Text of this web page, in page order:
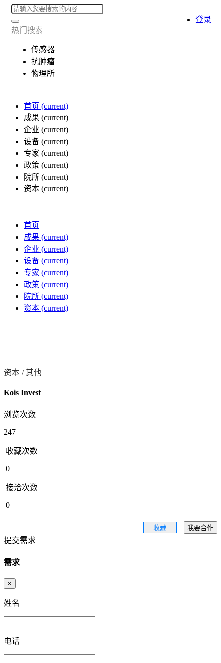
热门搜索
传感器
抗肿瘤
物理所
首页 (current)
成果 (current)
企业 (current)
设备 (current)
专家 (current)
政策 (current)
院所 (current)
资本 (current)
登录
首页
成果 (current)
企业 (current)
设备 (current)
专家 (current)
政策 (current)
院所 (current)
资本 (current)
资本 /其他
Kois Invest
浏览次数
247
收藏次数
0
接洽次数
0
收藏 我要合作
提交需求
需求
×
姓名
电话